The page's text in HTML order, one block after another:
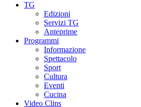
TG
Edizioni
Servizi TG
Anteprime
Programmi
Informazione
Spettacolo
Sport
Cultura
Eventi
Cucina
Video Clips